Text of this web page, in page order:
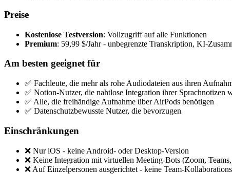
Preise
Kostenlose Testversion: Vollzugriff auf alle Funktionen
Premium: 59,99 $/Jahr - unbegrenzte Transkription, KI-
Am besten geeignet für
✅ Fachleute, die mehr als rohe Audiodateien aus ihren
✅ Notion-Nutzer, die nahtlose Integration ihrer Sprachnotizen
✅ Alle, die freihändige Aufnahme über AirPods benötigen
✅ Datenschutzbewusste Nutzer, die bevorzugen
Einschränkungen
❌ Nur iOS - keine Android- oder Desktop-Version
❌ Keine Integration mit virtuellen Meeting-Bots (Zoom,
❌ Auf Einzelpersonen ausgerichtet - keine Team-